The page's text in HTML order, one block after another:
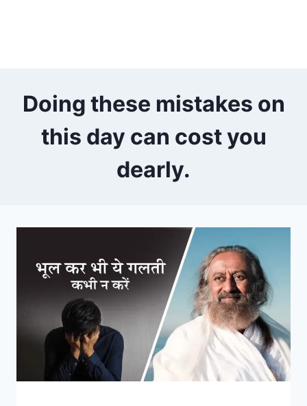
Doing these mistakes on
this day can cost you
dearly.